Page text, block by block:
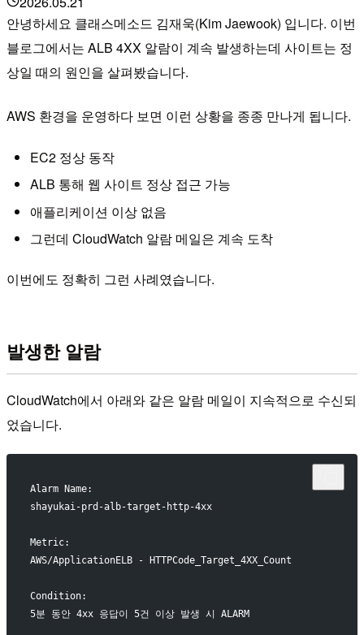
안녕하세요 클래스메소드 김재욱(Kim Jaewook) 입니다. 이번
블로그에서는 ALB 4XX 알람이 계속 발생하는데 사이트는 정
상일 때의 원인을 살펴봤습니다.
AWS 환경을 운영하다 보면 이런 상황을 종종 만나게 됩니다.
EC2 정상 동작
ALB 통해 웹 사이트 정상 접근 가능
애플리케이션 이상 없음
그런데 CloudWatch 알람 메일은 계속 도착
이번에도 정확히 그런 사례였습니다.
발생한 알람
CloudWatch에서 아래와 같은 알람 메일이 지속적으로 수신되
었습니다.
Alarm Name:
shayukai-prd-alb-target-http-4xx
Metric:
AWS/ApplicationELB - HTTPCode_Target_4XX_Count
Condition:
5분 동안 4xx 응답이 5건 이상 발생 시 ALARM